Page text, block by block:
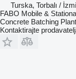
Turska, Torbalı /
FABO Mobile &
Concrete Batching
Kontaktirajte